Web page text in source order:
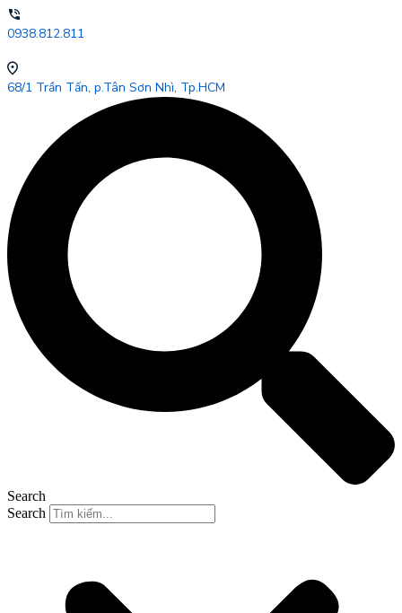
0938.812.811
68/1 Trần Tấn, p.Tân Sơn Nhì, Tp.HCM
Search
Search